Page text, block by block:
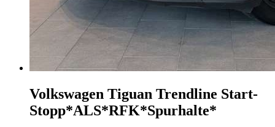
Volkswagen Tiguan Trendline Start-
Stopp*ALS*RFK*Spurhalte*